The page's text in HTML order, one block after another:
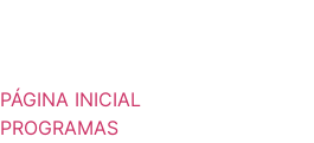
PÁGINA INICIAL
PROGRAMAS